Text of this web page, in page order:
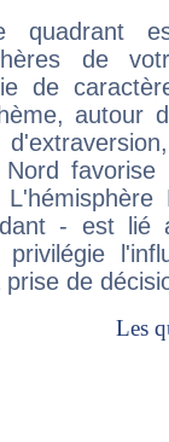
quadrant
de
de
autour
favorise
- est
privilégie
prise de